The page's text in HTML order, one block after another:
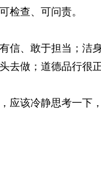
检查、可问责。
信、敢于担当；洁
去做；道德品行很正
应该冷静思考一下